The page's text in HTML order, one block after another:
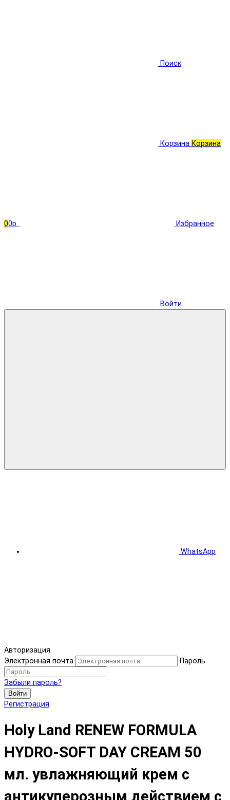
Поиск
Корзина Корзина
00р. Избранное
Войти
WhatsApp
Авторизация
Электронная почта
Пароль
Забыли пароль?
Войти
Регистрация
Holy Land RENEW FORMULA
HYDRO-SOFT DAY CREAM 50
мл. увлажняющий крем с
антикуперозным действием с